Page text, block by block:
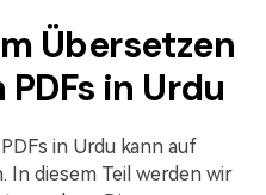
von kostenlosen Vorlagen.
die Sie benötigen.
und einfachsten PDF-Tools
Übersetzen
in Urdu
in Urdu kann auf
In diesem Teil werden wir